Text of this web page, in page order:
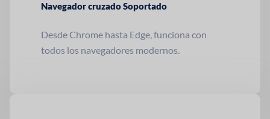
Navegador cruzadoSoportado
Desde Chrome hasta Edge, funciona con
todos los navegadores modernos.